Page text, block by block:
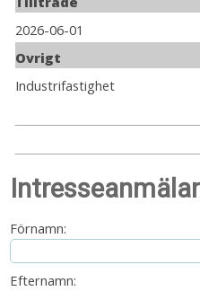
2026-06-01
Ovrigt
Industrifastighet
Förnamn:
Efternamn: